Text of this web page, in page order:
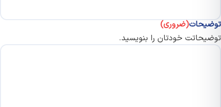
(ضروری)
خودتان را بنویسید.